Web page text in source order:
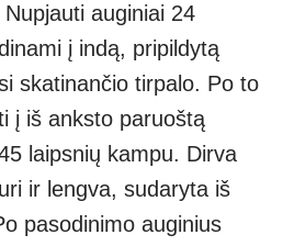
auginiai 24
į indą, pripildytą
skatinančio tirpalo. Po to
į iš anksto paruoštą
laipsnių kampu. Dirva
ir lengva, sudaryta iš
pasodinimo auginius